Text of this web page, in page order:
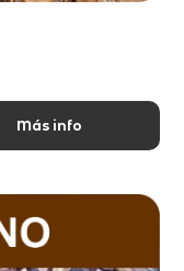
Más info